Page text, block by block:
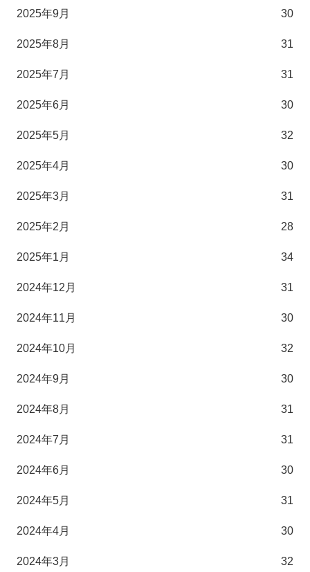
2025年9月 30
2025年8月 31
2025年7月 31
2025年6月 30
2025年5月 32
2025年4月 30
2025年3月 31
2025年2月 28
2025年1月 34
2024年12月 31
2024年11月 30
2024年10月 32
2024年9月 30
2024年8月 31
2024年7月 31
2024年6月 30
2024年5月 31
2024年4月 30
2024年3月 32